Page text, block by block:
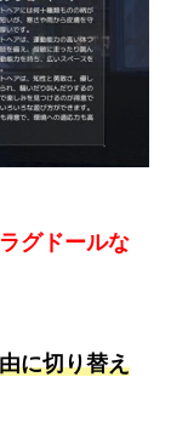
グドールな
に切り替え